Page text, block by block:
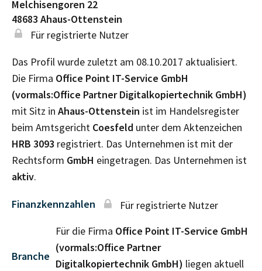
Melchisengoren 22
48683 Ahaus-Ottenstein
Für registrierte Nutzer
Das Profil wurde zuletzt am 08.10.2017 aktualisiert.
Die Firma Office Point IT-Service GmbH
(vormals:Office Partner Digitalkopiertechnik GmbH)
mit Sitz in Ahaus-Ottenstein ist im Handelsregister
beim Amtsgericht Coesfeld unter dem Aktenzeichen
HRB 3093 registriert. Das Unternehmen ist mit der
Rechtsform GmbH eingetragen. Das Unternehmen ist
aktiv.
Finanzkennzahlen Für registrierte Nutzer
Branche
Für die Firma Office Point IT-Service GmbH
(vormals:Office Partner
Digitalkopiertechnik GmbH) liegen aktuell